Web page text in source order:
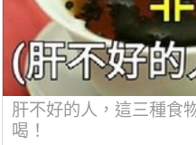
肝不好的人，這三種食
喝！